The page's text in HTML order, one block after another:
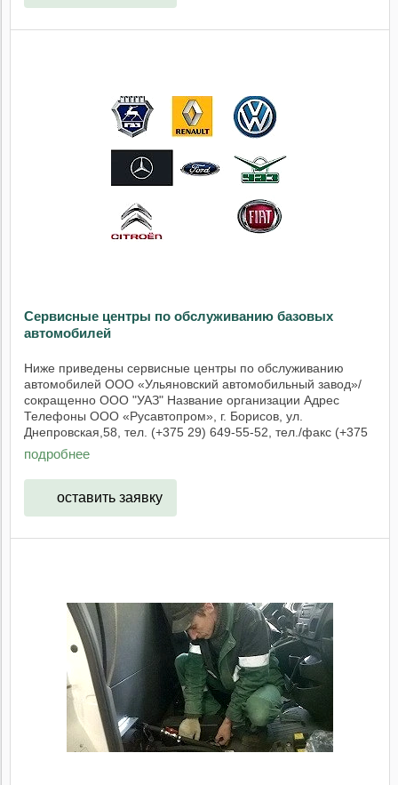
Сервисные центры по обслуживанию базовых
автомобилей
Ниже приведены сервисные центры по обслуживанию
автомобилей ООО «Ульяновский автомобильный завод»/
сокращенно ООО "УАЗ" Название организации Адрес
Телефоны ООО «Русавтопром», г. Борисов, ул.
Днепровская,58, тел. (+375 29) 649-55-52, тел./факс (+375
подробнее
оставить заявку